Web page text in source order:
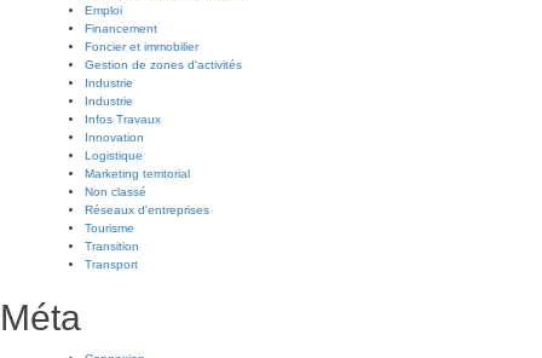
Emploi
Financement
Foncier et immobilier
Gestion de zones d'activités
Industrie
Industrie
Infos Travaux
Innovation
Logistique
Marketing territorial
Non classé
Réseaux d'entreprises
Tourisme
Transition
Transport
Méta